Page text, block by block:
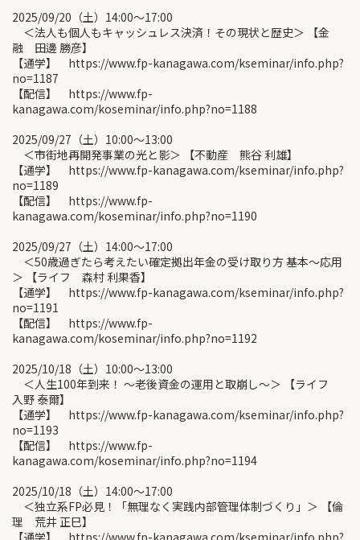
2025/09/20（土）14:00〜17:00
＜法人も個人もキャッシュレス決済！その現状と歴史＞ 【金
融 田邊 勝彦】
【通学】 https://www.fp-kanagawa.com/kseminar/info.php?
no=1187
【配信】 https://www.fp-
kanagawa.com/koseminar/info.php?no=1188
2025/09/27（土）10:00〜13:00
＜市街地再開発事業の光と影＞ 【不動産 熊谷 利雄】
【通学】 https://www.fp-kanagawa.com/kseminar/info.php?
no=1189
【配信】 https://www.fp-
kanagawa.com/koseminar/info.php?no=1190
2025/09/27（土）14:00〜17:00
＜50歳過ぎたら考えたい確定拠出年金の受け取り方 基本～応用
＞ 【ライフ 森村 利果香】
【通学】 https://www.fp-kanagawa.com/kseminar/info.php?
no=1191
【配信】 https://www.fp-
kanagawa.com/koseminar/info.php?no=1192
2025/10/18（土）10:00〜13:00
＜人生100年到来！ ～老後資金の運用と取崩し～＞ 【ライフ
入野 泰爾】
【通学】 https://www.fp-kanagawa.com/kseminar/info.php?
no=1193
【配信】 https://www.fp-
kanagawa.com/koseminar/info.php?no=1194
2025/10/18（土）14:00〜17:00
＜独立系FP必見！「無理なく実践内部管理体制づくり」＞ 【倫
理 荒井 正巳】
【通学】 https://www.fp-kanagawa.com/kseminar/info.php?